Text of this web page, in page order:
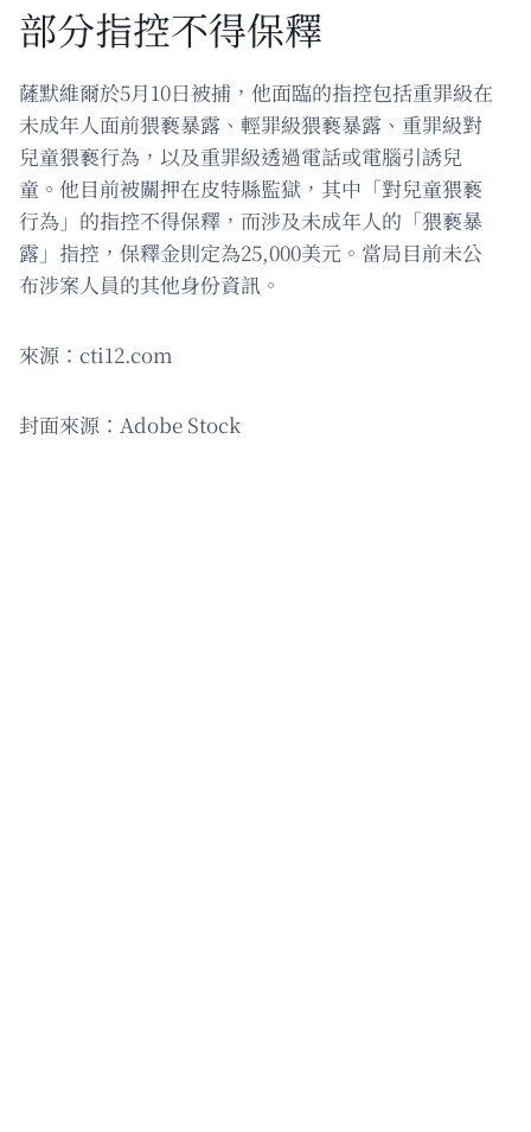
部分指控不得保釋
薩默維爾於5月10日被捕，他面臨的指控包括重罪級在
未成年人面前猥褻暴露、輕罪級猥褻暴露、重罪級對
兒童猥褻行為，以及重罪級透過電話或電腦引誘兒
童。他目前被關押在皮特縣監獄，其中「對兒童猥褻
行為」的指控不得保釋，而涉及未成年人的「猥褻暴
露」指控，保釋金則定為25,000美元。當局目前未公
布涉案人員的其他身份資訊。
來源：cti12.com
封面來源：Adobe Stock